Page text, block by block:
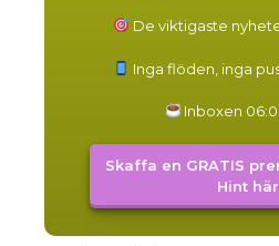
De viktigaste
Inga flöden, inga
Inboxen
Skaffa en GRATIS
Hint här